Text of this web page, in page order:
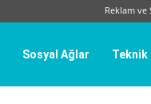
Reklam
Sosyal Ağlar Teknik